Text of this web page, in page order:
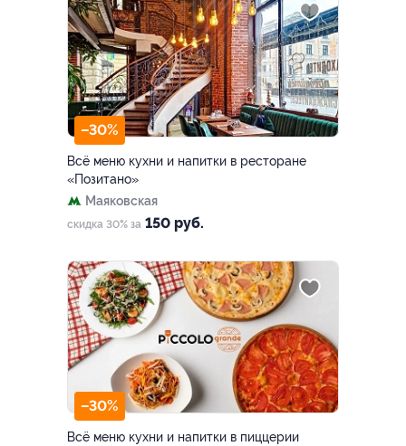
–30%
Всё меню кухни и напитки в ресторане
«Позитано»
Маяковская
скидка 30% за 150 руб.
–30%
Всё меню кухни и напитки в пиццерии